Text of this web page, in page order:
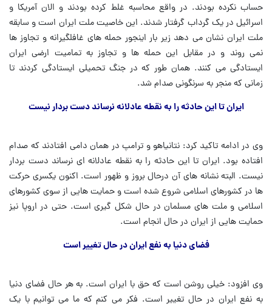
حساب نکرده بودند. در واقع محاسبه غلط کرده بودند و الان آمریکا و
اسرائیل در یک گرداب گرفتار شدند. این خاصیت ملت ایران است و سابقه
ملت ایران نشان می دهد زیر بار اینجور حمله های غافلگیرانه و تجاوز ها
نمی روند و در مقابل این حمله ها و تجاوز به تمامیت ارضی ایران
ایستادگی می کنند. همان طور که در جنگ تحمیلی ایستادگی کردند تا
زمانی که منجر به سرنگونی صدام شد.
ایران تا این حادثه را به نقطه عادلانه نرساند دست بردار نیست
وی در ادامه تاکید کرد: نتانیاهو و ترامپ در همان دامی افتادند که صدام
افتاده بود. ایران تا این حادثه را به نقطه عادلانه ای نرساند دست بردار
نیست. البته نشانه های آن درحال بروز و ظهور است. اکنون یکسری حرکت
ها در کشورهای اسلامی شروع شده است و حمایت هایی از سوی کشورهای
اسلامی و ملت های مسلمان در حال شکل گیری است. حتی در اروپا نیز
حمایت هایی از ایران در حال انجام است.
فضای دنیا به نفع ایران در حال تغییر است
وی افزود: خیلی روشن است که حق با ایران است. به هر حال فضای دنیا
به نفع ایران در حال تغییر است. فکر می کنم که ما می توانیم با یک